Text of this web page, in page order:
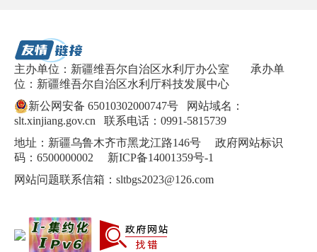
主办单位：新疆维吾尔自治区水利厅办公室
承办单
位：新疆维吾尔自治区水利厅科技发展中心
新公网安备 65010302000747号 网站域名：
slt.xinjiang.gov.cn 联系电话：0991-5815739
地址：新疆乌鲁木齐市黑龙江路146号 政府网站标识
码：6500000002
新ICP备14001359号-1
网站问题联系信箱：sltbgs2023@126.com